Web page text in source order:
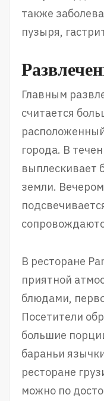
также
пузыря,
Главным
считается
города. В
выплескивает
земли.
В ресторане
приятной
блюдами,
Посетители
большие
бараньи
ресторане
можно по